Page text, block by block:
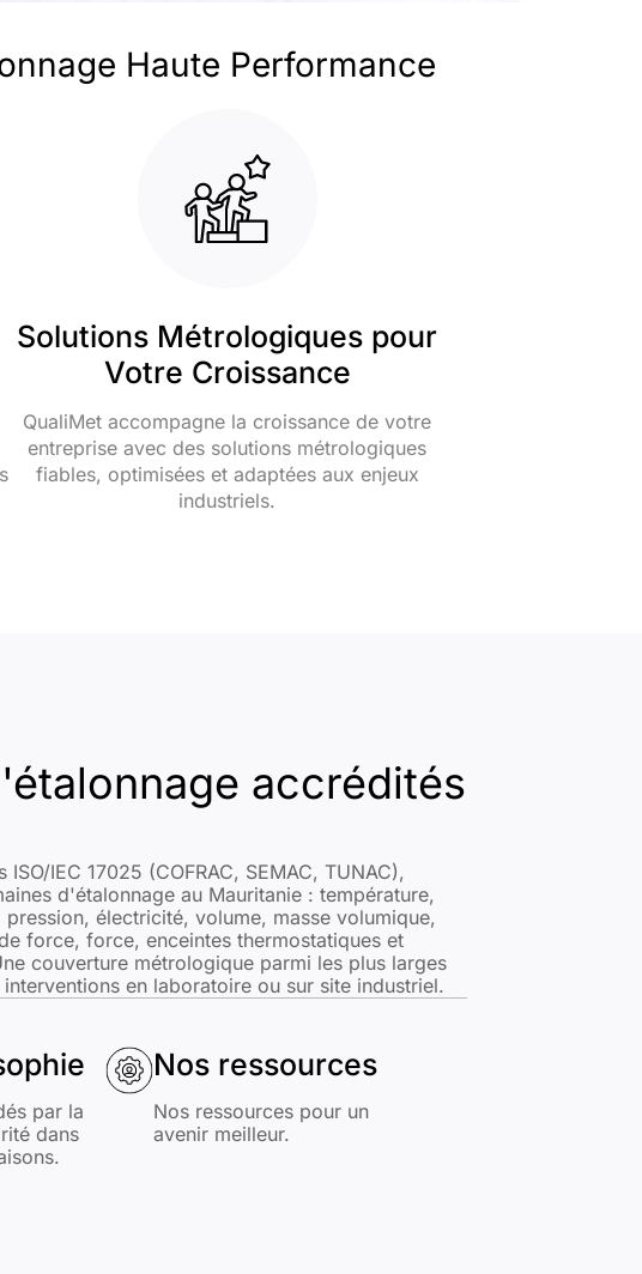
Haute Performance
Solutions Métrologiques pour
Votre Croissance
QualiMet accompagne la croissance de votre
entreprise avec des solutions métrologiques
fiables, optimisées et adaptées aux enjeux
industriels.
accrédités
IEC 17025 (COFRAC, SEMAC, TUNAC),
d'étalonnage au Mauritanie : température,
pression, électricité, volume, masse volumique,
force, force, enceintes thermostatiques et
couverture métrologique parmi les plus larges
en laboratoire ou sur site industriel.
par la
dans
Nos ressources
Nos ressources pour un
avenir meilleur.